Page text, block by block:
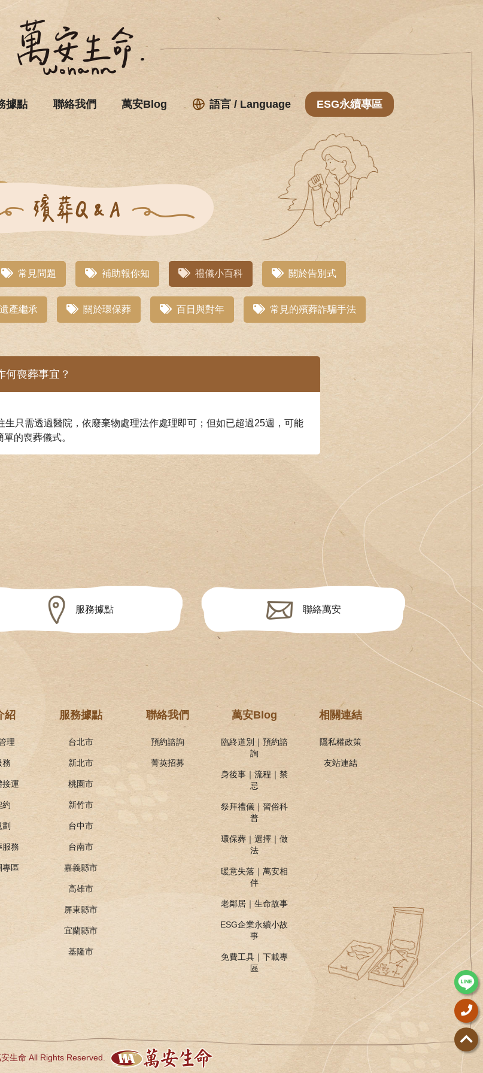
據點 聯絡我們 萬安Blog 語言 / Language ESG永續專區
常見問題 補助報你知 禮儀小百科 關於告別式
遺產繼承 關於環保葬 百日與對年 常見的殯葬詐騙手法
何喪葬事宜？
生只需透過醫院，依廢棄物處理法作處理即可；但如已超過25週，可能
的喪葬儀式。
服務據點 聯絡萬安
紹
理
務
接運
約
服務
專區
服務據點
台北市
新北市
桃園市
新竹市
台中市
台南市
嘉義縣市
高雄市
屏東縣市
宜蘭縣市
基隆市
聯絡我們
預約諮詢
菁英招募
萬安Blog
臨終道別｜預約諮
詢
身後事｜流程｜禁
忌
祭拜禮儀｜習俗科
普
環保葬｜選擇｜做
法
暖意失落｜萬安相
伴
老鄰居｜生命故事
ESG企業永續小故
事
免費工具｜下載專
區
相關連結
隱私權政策
友站連結
生命 All Rights Reserved.